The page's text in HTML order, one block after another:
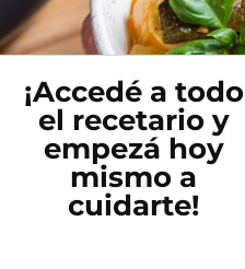
¡Accedé a todo
el recetario y
empezá hoy
mismo a
cuidarte!